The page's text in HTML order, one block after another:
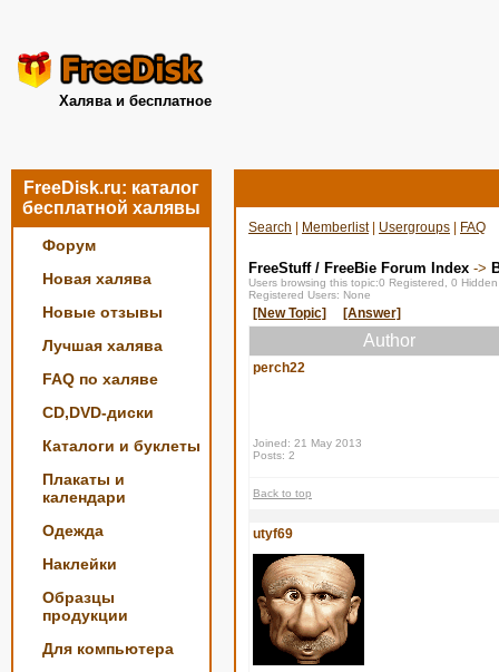
Халява и бесплатное
FreeDisk.ru: каталог
бесплатной халявы
Форум
Новая халява
Новые отзывы
Лучшая халява
FAQ по халяве
CD,DVD-диски
Каталоги и буклеты
Плакаты и
календари
Одежда
Наклейки
Образцы
продукции
Для компьютера
Search Memberlist| Usergroups FAQ
FreeStuff / FreeBie Forum Index ->
Users browsing this topic:0 Registered, 0
Registered Users: None
[New Topic] [Answer]
Author
perch22
Joined: 21 May 2013
Posts: 2
Back to top
utyf69